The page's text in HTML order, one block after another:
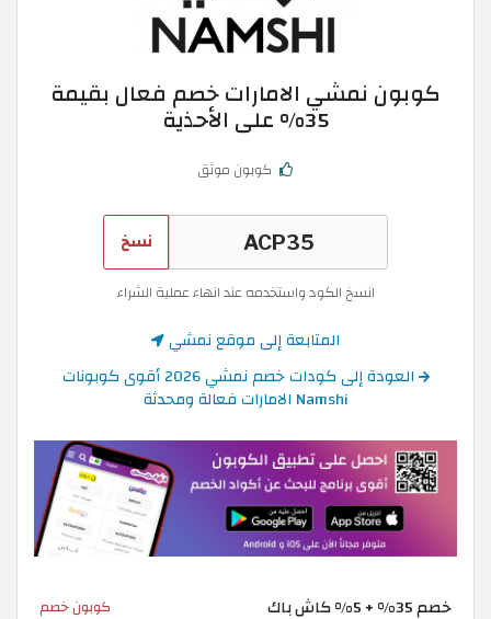
كوبون نمشي الامارات خصم فعال بقيمة
35% على الأحذية
كوبون موثق
نسخ
انسخ الكود واستخدمه عند انهاء عملية الشراء
المتابعة إلى موقع نمشي
العودة إلى كودات خصم نمشي 2026 أقوى كوبونات
Namshi الامارات فعالة ومحدثة
خصم 35% + 5% كاش باك كوبون خصم